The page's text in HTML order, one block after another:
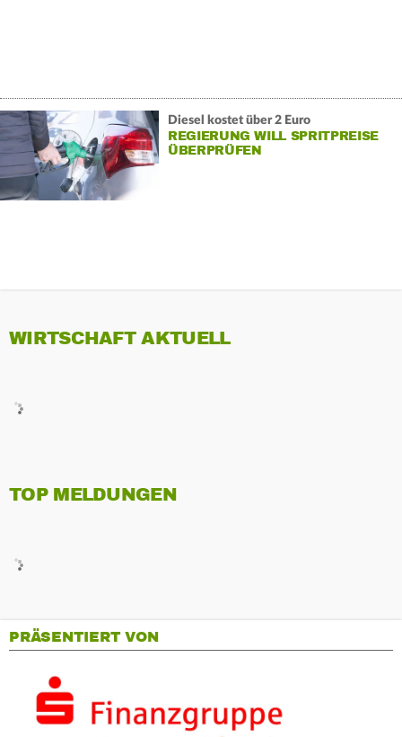
Diesel kostet über 2 Euro
REGIERUNG WILL SPRITPREISE
ÜBERPRÜFEN
WIRTSCHAFT AKTUELL
TOP MELDUNGEN
PRÄSENTIERT VON